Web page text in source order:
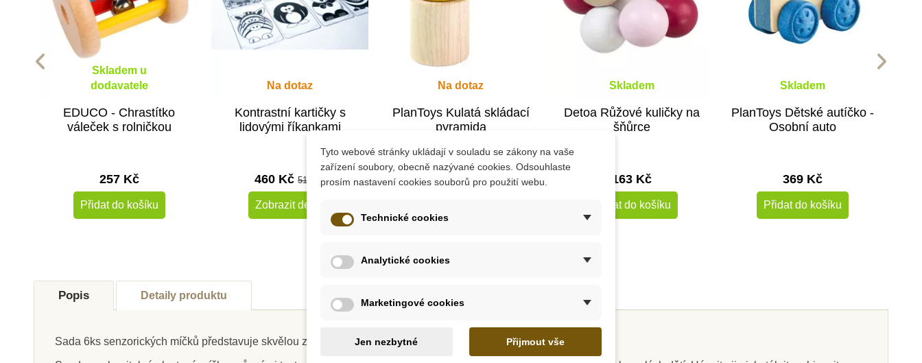
Skladem u
dodavatele
EDUCO - Chrastítko
váleček s rolničkou
257 Kč
Přidat do košíku
Na dotaz
Kontrastní kartičky s
lidovými říkankami
460 Kč511 Kč
Zobrazit detail
Na dotaz
PlanToys Kulatá skládací
pyramida
399 Kč
Skladem
Detoa Růžové kuličky na
šňůrce
163 Kč
Přidat do košíku
Skladem
PlanToys Dětské autíčko -
Osobní auto
369 Kč
Přidat do košíku
-50%
Výprodej
Popis Detaily produktu
Sada 6ks senzorických míčků představuje skvělou zábavu a objevování nových textur pro děti již od 6 měsíců.
Tyto webové stránky ukládají v souladu se zákony na vaše
zařízení soubory, obecně nazývané cookies. Odsouhlaste
prosím nastavení cookies souborů pro použití webu.
Technické cookies
Analytické cookies
Marketingové cookies
Jen nezbytné Přijmout vše